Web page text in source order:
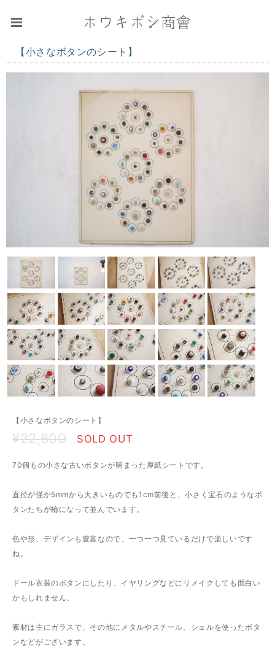
【小さなボタンのシート】
【小さなボタンのシート】
¥22,600 SOLD OUT
70個もの小さな古いボタンが留まった厚紙シートです。
直径が僅か5mmから大きいものでも1cm前後と、小さく宝石のようなボ
タンたちが輪になって並んでいます。
色や形、デザインも豊富なので、一つ一つ見ているだけで楽しいです
ね。
ドール衣装のボタンにしたり、イヤリングなどにリメイクしても面白い
かもしれません。
素材は主にガラスで、その他にメタルやスチール、シェルを使ったボタ
ンなどがございます。